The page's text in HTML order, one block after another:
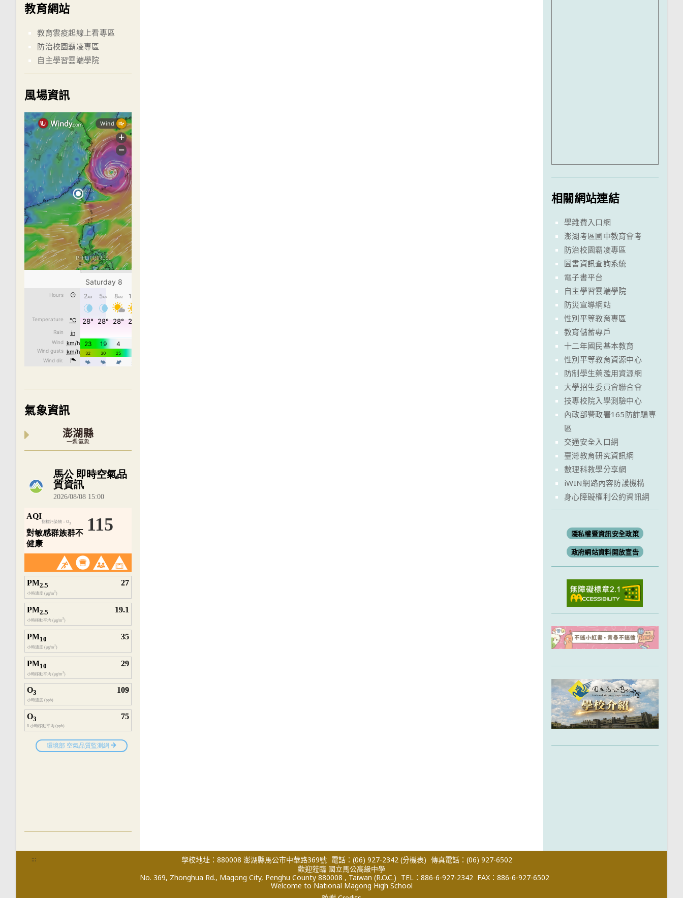
教育網站
教育雲疫起線上看專區
防治校園霸凌專區
自主學習雲端學院
風場資訊
氣象資訊
澎湖縣
一週氣象
內嵌空氣品質小工具為視覺預覽，完整即時空氣品質資料請開啟
相關網站連結
學雜費入口網
澎湖考區國中教育會考
防治校園霸凌專區
圖書資訊查詢系統
電子書平台
自主學習雲端學院
防災宣導網站
性別平等教育專區
教育儲蓄專戶
十二年國民基本教育
性別平等教育資源中心
防制學生藥濫用資源網
大學招生委員會聯合會
技專校院入學測驗中心
內政部警政署165防詐騙專
區
交通安全入口網
臺灣教育研究資訊網
數理科教學分享網
iWIN網路內容防護機構
身心障礙權利公約資訊網
隱私權暨資訊安全政策
政府網站資料開放宣告
::: 學校地址：880008 澎湖縣馬公市中華路369號 電話：(06) 927-2342 (分機表) 傳真電話：(06) 927-6502
歡迎蒞臨 國立馬公高級中學
No. 369, Zhonghua Rd., Magong City, Penghu County 880008 , Taiwan (R.O.C.) TEL：886-6-927-2342 FAX：886-6-927-6502
Welcome to National Magong High School